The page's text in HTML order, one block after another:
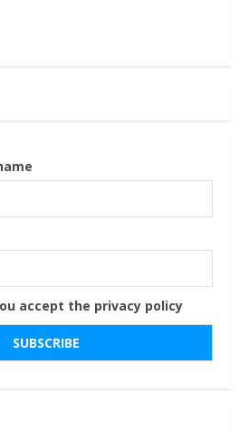
accept the privacy policy